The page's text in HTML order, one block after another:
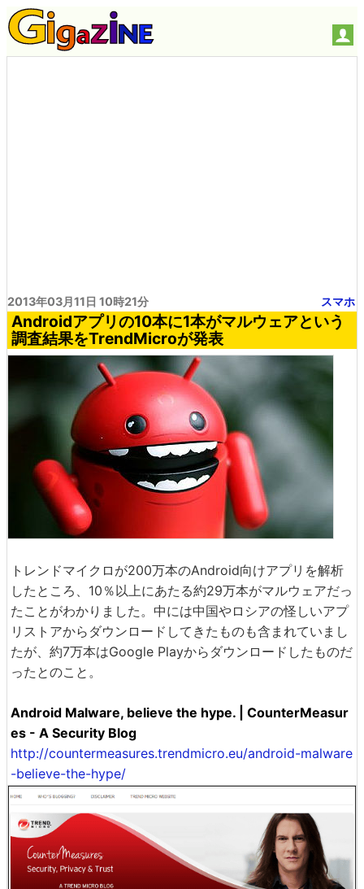
2013年03月11日 10時21分 スマホ
Androidアプリの10本に1本がマルウェアという
調査結果をTrendMicroが発表
トレンドマイクロが200万本のAndroid向けアプリを解析
したところ、10％以上にあたる約29万本がマルウェアだっ
たことがわかりました。中には中国やロシアの怪しいアプ
リストアからダウンロードしてきたものも含まれていまし
たが、約7万本はGoogle Playからダウンロードしたものだ
ったとのこと。
Android Malware, believe the hype. | CounterMeasur
es - A Security Blog
http://countermeasures.trendmicro.eu/android-malware
-believe-the-hype/